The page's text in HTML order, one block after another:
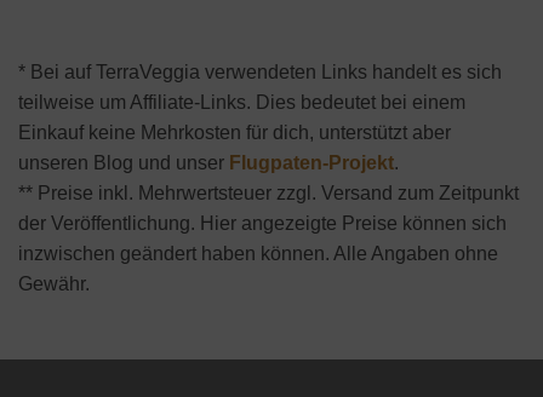
* Bei auf TerraVeggia verwendeten Links handelt es sich
teilweise um Affiliate-Links. Dies bedeutet bei einem
Einkauf keine Mehrkosten für dich, unterstützt aber
unseren Blog und unser Flugpaten-Projekt.
** Preise inkl. Mehrwertsteuer zzgl. Versand zum Zeitpunkt
der Veröffentlichung. Hier angezeigte Preise können sich
inzwischen geändert haben können. Alle Angaben ohne
Gewähr.